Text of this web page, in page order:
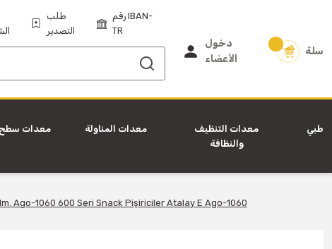
طلب
التصدير
رقم IBAN-
TR
دخول
الأعضاء
سلة
معدات سطح معدات المناولة
معدات التنظيف
والنظافة
طبي
Ago-1060 600 Seri Snack Pişiriciler Atalay E Ago-1060